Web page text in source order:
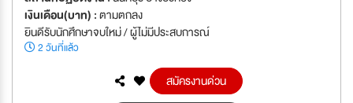
เงินเดือน(บาท) :ตามตกลง
ยินดีรับนักศึกษาจบใหม่ / ผู้ไม่มีประสบการณ์
2 วันที่แล้ว
สมัครงานด่วน